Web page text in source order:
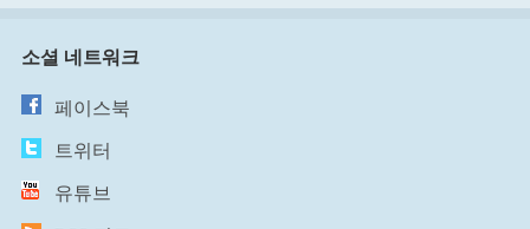
소셜 네트워크
페이스북
트위터
유튜브